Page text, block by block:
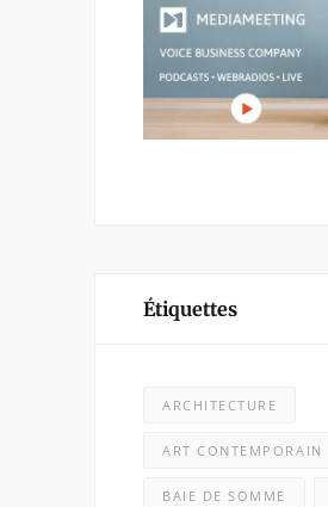
Étiquettes
ARCHITECTURE
ART CONTEMPORAIN
BAIE DE SOMME